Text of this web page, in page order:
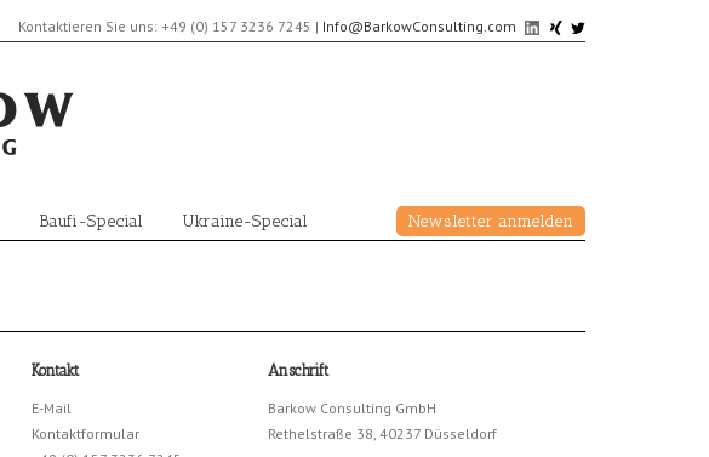
Kontaktieren Sie uns: +49 (0) 157 3236 7245 | Info@BarkowConsulting.com
Baufi-Special Ukraine-Special Newsletter anmelden
Kontakt
E-Mail
Kontaktformular
Anschrift
Barkow Consulting GmbH
Rethelstraße 38, 40237 Düsseldorf